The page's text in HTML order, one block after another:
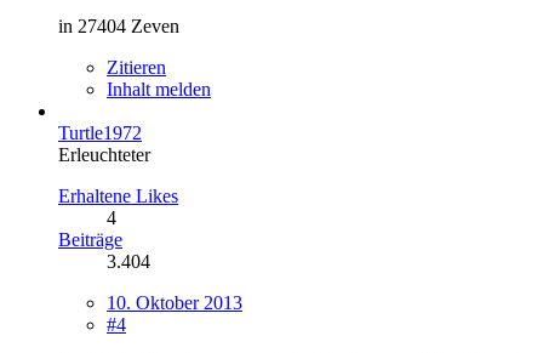
in 27404 Zeven
Zitieren
Inhalt melden
Turtle1972
Erleuchteter
Erhaltene Likes
4
Beiträge
3.404
10. Oktober 2013
#4